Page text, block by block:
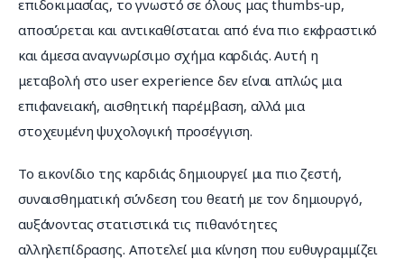
επιδοκιμασίας, το γνωστό σε όλους μας thumbs-up,
αποσύρεται και αντικαθίσταται από ένα πιο εκφραστικό
και άμεσα αναγνωρίσιμο σχήμα καρδιάς. Αυτή η
μεταβολή στο user experience δεν είναι απλώς μια
επιφανειακή, αισθητική παρέμβαση, αλλά μια
στοχευμένη ψυχολογική προσέγγιση.
Το εικονίδιο της καρδιάς δημιουργεί μια πιο ζεστή,
συναισθηματική σύνδεση του θεατή με τον δημιουργό,
αυξάνοντας στατιστικά τις πιθανότητες
αλληλεπίδρασης. Αποτελεί μια κίνηση που ευθυγραμμίζει